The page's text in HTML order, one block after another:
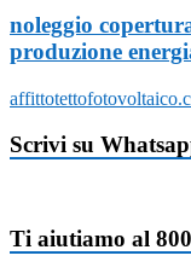
noleggio
produzione
Scrivi su
Ti aiutiamo al